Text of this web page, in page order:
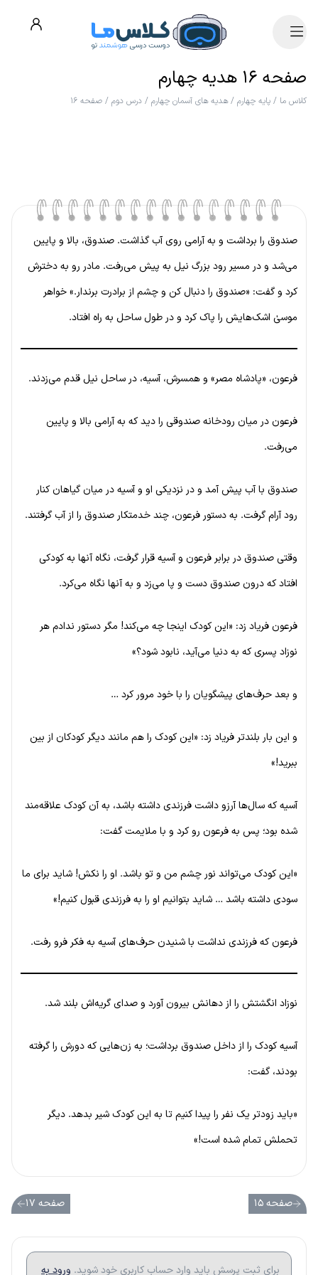
صفحه ۱۶ هدیه چهارم
کلاس ما / پایه چهارم /هدیه های آسمان چهارم / درس دوم / صفحه ۱۶
صندوق را برداشت و به آرامی روی آب گذاشت. صندوق، بالا و پایین
می‌شد و در مسیر رود بزرگ نیل به پیش می‌رفت. مادر رو به دخترش
کرد و گفت: «صندوق را دنبال کن و چشم از برادرت برندار.» خواهر
موسیٰ اشک‌هایش را پاک کرد و در طول ساحل به راه افتاد.
فرعون، «پادشاه مصر» و همسرش، آسیه، در ساحل نیل قدم می‌زدند.
فرعون در میان رودخانه صندوقی را دید که به آرامی بالا و پایین
می‌رفت.
صندوق با آب پیش آمد و در نزدیکی او و آسیه در میان گیاهان کنار
رود آرام گرفت. به دستور فرعون، چند خدمتکار صندوق را از آب گرفتند.
وقتی صندوق در برابر فرعون و آسیه قرار گرفت، نگاه آنها به کودکی
افتاد که درون صندوق دست و پا می‌زد و به آنها نگاه می‌کرد.
فرعون فریاد زد: «این کودک اینجا چه می‌کند! مگر دستور ندادم هر
نوزاد پسری که به دنیا می‌آید، نابود شود؟»
و بعد حرف‌های پیشگویان را با خود مرور کرد …
و این بار بلندتر فریاد زد: «این کودک را هم مانند دیگر کودکان از بین
ببرید!»
آسیه که سال‌ها آرزو داشت فرزندی داشته باشد، به آن کودک علاقه‌مند
شده بود؛ پس به فرعون رو کرد و با ملایمت گفت:
«این کودک می‌تواند نور چشم من و تو باشد. او را نکش! شاید برای ما
سودی داشته باشد … شاید بتوانیم او را به فرزندی قبول کنیم!»
فرعون که فرزندی نداشت با شنیدن حرف‌های آسیه به فکر فرو رفت.
نوزاد انگشتش را از دهانش بیرون آورد و صدای گریه‌اش بلند شد.
آسیه کودک را از داخل صندوق برداشت؛ به زن‌هایی که دورش را گرفته
بودند، گفت:
«باید زودتر یک نفر را پیدا کنیم تا به این کودک شیر بدهد. دیگر
تحملش تمام شده است!»
صفحه ۱۵ صفحه ۱۷
برای ثبت پرسش باید وارد حساب کاربری خود شوید. ورود به